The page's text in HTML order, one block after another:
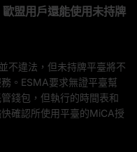
盟用戶還能使用未持牌
不違法，但未持牌平臺將不
。ESMA要求無證平臺幫
錢包，但執行的時間表和
確認所使用平臺的MiCA授